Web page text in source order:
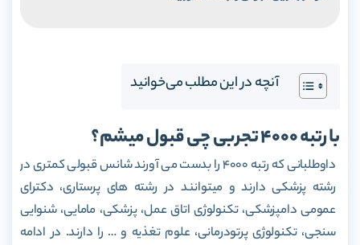
آنچه در این مطلب می‌خوانید
با رتبه 4000 تجربی چی قبول میشم؟
داوطلبانی که رتبه 4000 را بدست می آورند شانس قبولی کمتری در
رشته پزشکی دارند و میتوانند در رشته های پرستاری، دکترای
عمومی دامپزشکی، تکنولوژی اتاق عمل، پزشکی، مامایی، شنوایی
سنجی، تکنولوژی پرتودرمانی، علوم تغذیه و … را دارند. در ادامه